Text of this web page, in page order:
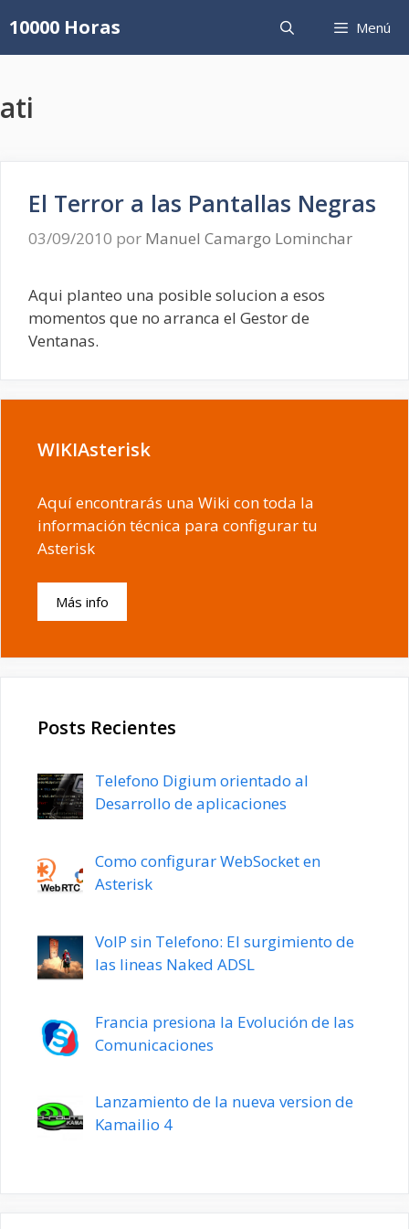
al
contenido
10000 Horas Menú
ati
El Terror a las Pantallas Negras
03/09/2010 por Manuel Camargo Lominchar
Aqui planteo una posible solucion a esos
momentos que no arranca el Gestor de
Ventanas.
WIKIAsterisk
Aquí encontrarás una Wiki con toda la
información técnica para configurar tu
Asterisk
Más info
Posts Recientes
Telefono Digium orientado al
Desarrollo de aplicaciones
Como configurar WebSocket en
Asterisk
VoIP sin Telefono: El surgimiento de
las lineas Naked ADSL
Francia presiona la Evolución de las
Comunicaciones
Lanzamiento de la nueva version de
Kamailio 4